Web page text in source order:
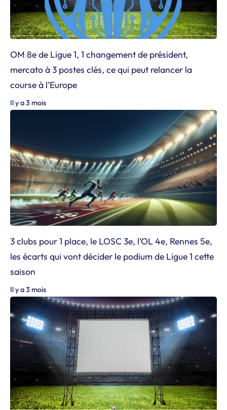
OM 8e de Ligue 1, 1 changement de président,
mercato à 3 postes clés, ce qui peut relancer la
course à l’Europe
Il y a 3 mois
3 clubs pour 1 place, le LOSC 3e, l’OL 4e, Rennes 5e,
les écarts qui vont décider le podium de Ligue 1 cette
saison
Il y a 3 mois